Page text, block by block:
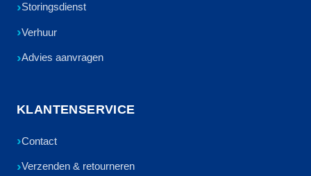
Storingsdienst
Verhuur
Advies aanvragen
KLANTENSERVICE
Contact
Verzenden & retourneren